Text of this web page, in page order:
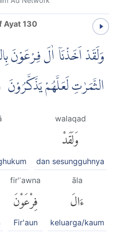
Ayat 130
وَلَقَدْ اَخَذْنَآ اٰلَ فِرْعَوْنَ
الثَّمَرٰتِ لَعَلَّهُمْ يَذَّكَّرُوْنَ
walaqad
وَلَقَدْ
dan sesungguhnya
āla
ءَالَ
keluarga/kaum
fir'ʿawna
فِرْعَوْنَ
Fir'aun